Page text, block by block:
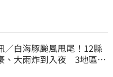
／白海豚颱風甩尾！12縣
、大雨炸到入夜 3地區有